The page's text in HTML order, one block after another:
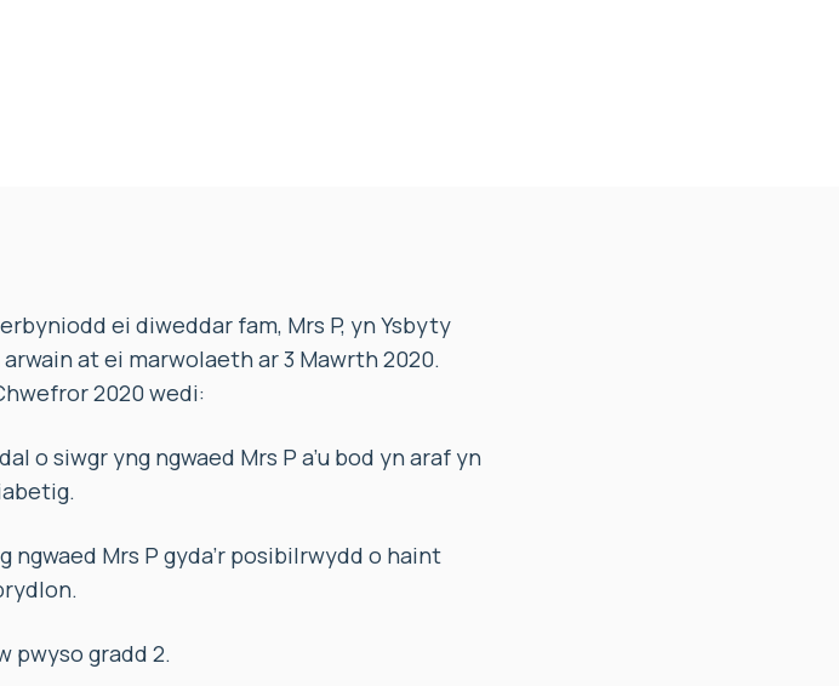
ei diweddar fam, Mrs P, yn Ysbyty
at ei marwolaeth ar 3 Mawrth 2020.
2020 wedi:
o siwgr yng ngwaed Mrs P a’u bod yn araf yn
Mrs P gyda’r posibilrwydd o haint
pwyso gradd 2.